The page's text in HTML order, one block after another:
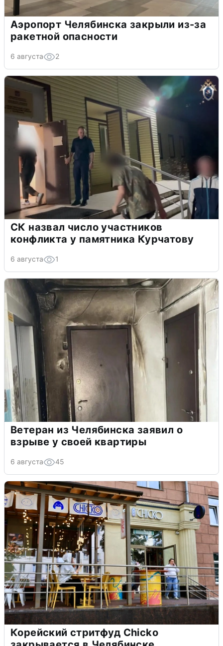
Аэропорт Челябинска закрыли из-за
ракетной опасности
6 августа 2
СК назвал число участников
конфликта у памятника Курчатову
6 августа 1
Ветеран из Челябинска заявил о
взрыве у своей квартиры
6 августа 45
Корейский стритфуд Chicko